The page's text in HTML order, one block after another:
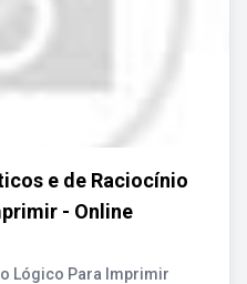
e de Raciocínio
- Online
Lógico Para Imprimir